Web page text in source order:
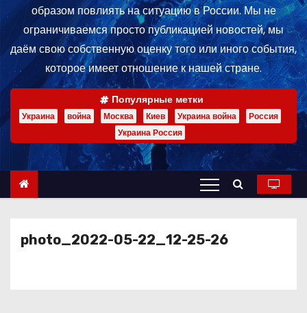
е
р
ж
м
образом повлиять на ситуацию в России. Мы не
ограничиваемся просто публикацией новостей, мы
даём свою собственную оценку того или иного события,
которое имеет отношение к нашей стране.
Популярные метки
Украина война Москва Киев Украина война
Россия
Украина Россия
photo_2022-05-22_12-25-26